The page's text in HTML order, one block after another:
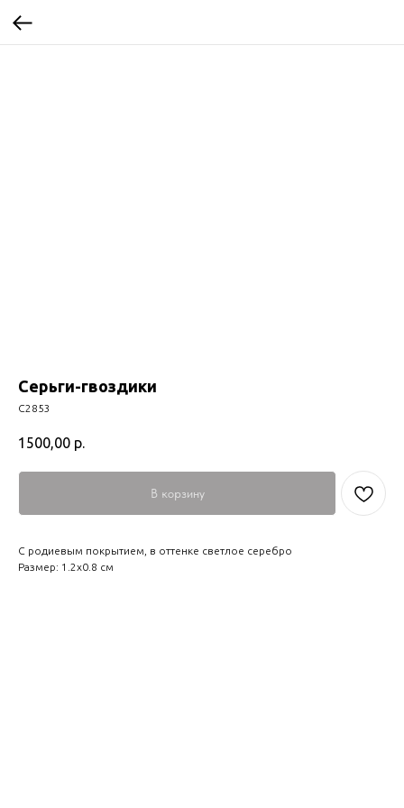
Серьги-гвоздики
С2853
1500,00 р.
В корзину
С родиевым покрытием, в оттенке светлое серебро
Размер: 1.2х0.8 см